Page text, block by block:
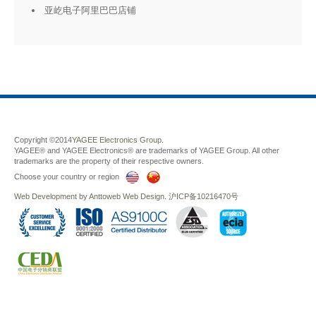
亚屹电子阿里巴巴店铺
Copyright ©2014YAGEE Electronics Group.
YAGEE® and YAGEE Electronics® are trademarks of YAGEE Group. All other
trademarks are the property of their respective owners.
Choose your country or region
Web Development byAnttoweb Web Design 沪ICP备10216470号